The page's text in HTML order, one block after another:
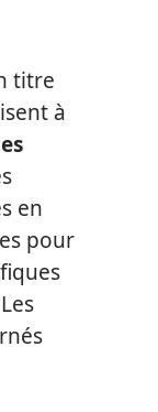
titre
à
en
pour